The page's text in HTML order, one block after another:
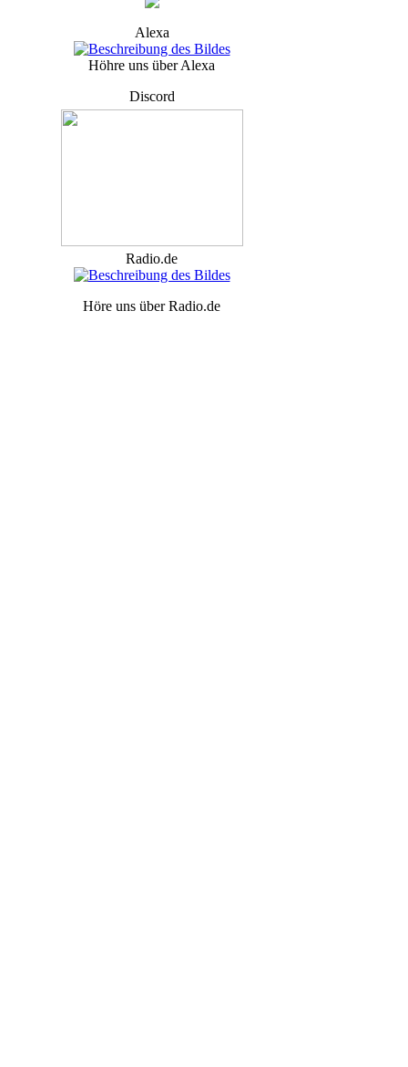
Alexa
Höhre uns über Alexa
Discord
Radio.de
Höre uns über Radio.de